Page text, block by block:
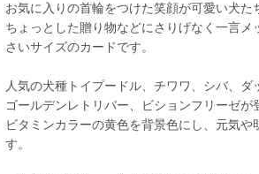
お気に入りの首輪をつけた笑顔が可愛い犬た
ちょっとした贈り物などにさりげなく一言メ
さいサイズのカードです。
人気の犬種トイプードル、チワワ、シバ、ダ
ゴールデンレトリバー、ビションフリーゼが
ビタミンカラーの黄色を背景色にし、元気や
す。